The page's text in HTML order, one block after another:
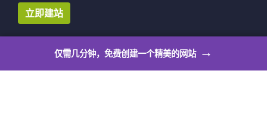
仅需几分钟，免费创建一个精美的网站→
立即建站
嘉兴外贸网店系统